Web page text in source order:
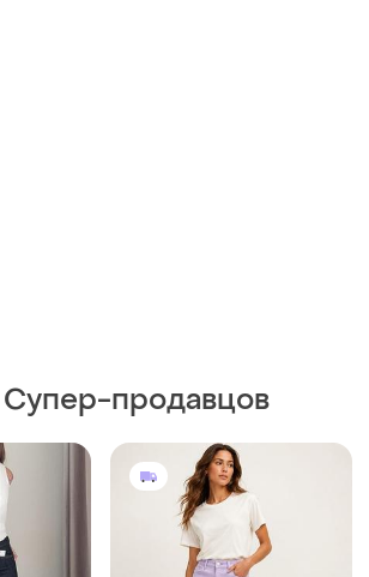
Супер-продавцов